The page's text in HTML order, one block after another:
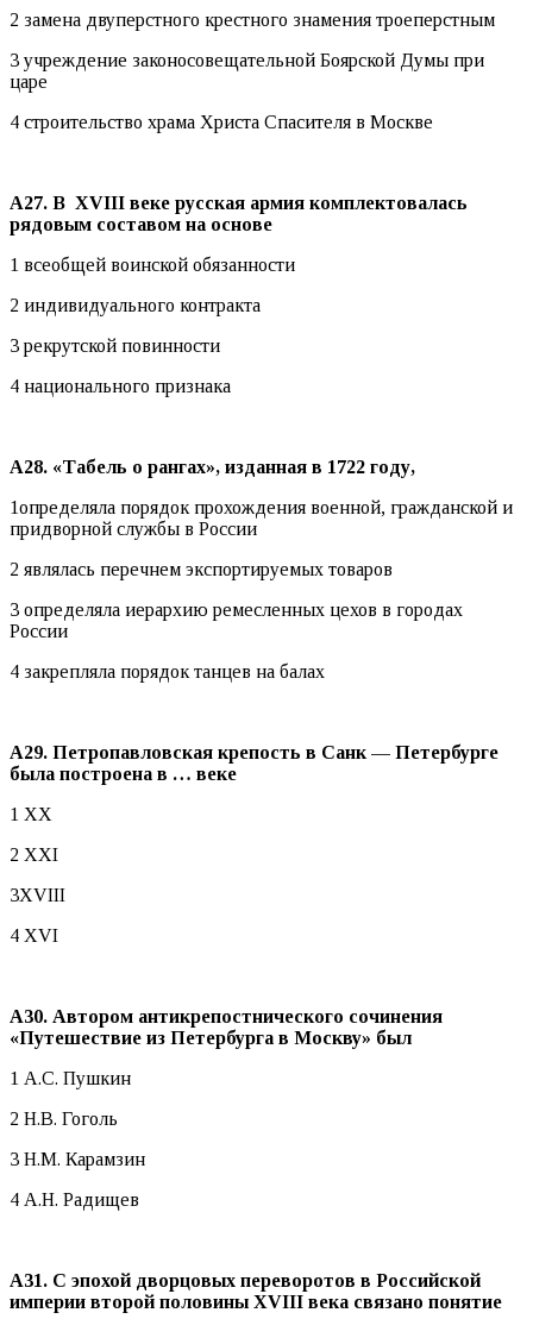
2 замена двуперстного крестного знамения троеперстным
3 учреждение законосовещательной Боярской Думы при
царе
4 строительство храма Христа Спасителя в Москве
А27. В XVIII веке русская армия комплектовалась
рядовым составом на основе
1 всеобщей воинской обязанности
2 индивидуального контракта
3 рекрутской повинности
4 национального признака
А28. «Табель о рангах», изданная в 1722 году,
1определяла порядок прохождения военной, гражданской и
придворной службы в России
2 являлась перечнем экспортируемых товаров
3 определяла иерархию ремесленных цехов в городах
России
4 закрепляла порядок танцев на балах
А29. Петропавловская крепость в Санк — Петербурге
была построена в … веке
1 XX
2 XXI
3XVIII
4 XVI
А30. Автором антикрепостнического сочинения
«Путешествие из Петербурга в Москву» был
1 А.С. Пушкин
2 Н.В. Гоголь
3 Н.М. Карамзин
4 А.Н. Радищев
А31. С эпохой дворцовых переворотов в Российской
империи второй половины XVIII века связано понятие